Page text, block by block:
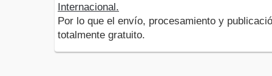
Internacional.
Por lo que el envío, procesamiento y
totalmente gratuito.